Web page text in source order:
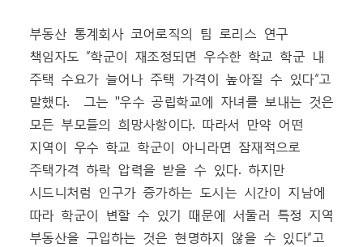
부동산 통계회사 코어로직의 팀 로리스 연구
책임자도 “학군이 재조정되면 우수한 학교 학군 내
주택 수요가 늘어나 주택 가격이 높아질 수 있다”고
말했다. 그는 "우수 공립학교에 자녀를 보내는 것은
모든 부모들의 희망사항이다. 따라서 만약 어떤
지역이 우수 학교 학군이 아니라면 잠재적으로
주택가격 하락 압력을 받을 수 있다. 하지만
시드니처럼 인구가 증가하는 도시는 시간이 지남에
따라 학군이 변할 수 있기 때문에 서둘러 특정 지역
부동산을 구입하는 것은 현명하지 않을 수 있다”고